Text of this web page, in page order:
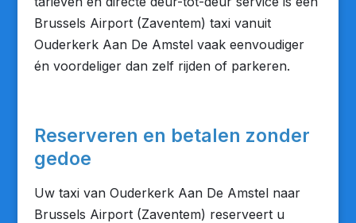
Brussels Airport (Zaventem) taxi vanuit
Ouderkerk Aan De Amstel vaak eenvoudiger
én voordeliger dan zelf rijden of parkeren.
Reserveren en betalen zonder
gedoe
Uw taxi van Ouderkerk Aan De Amstel naar
Brussels Airport (Zaventem) reserveert u